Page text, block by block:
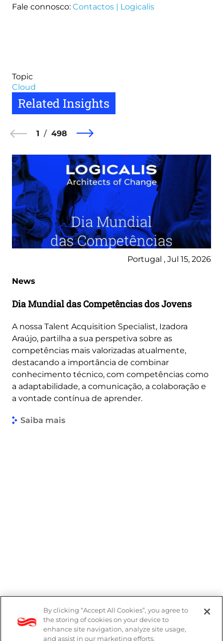
Fale connosco: Contactos | Logicalis
Topic
Cloud
Related Insights
1 498
Portugal , Jul 15, 2026
News
Dia Mundial das Competências dos Jovens
A nossa Talent Acquisition Specialist, Izadora
Araújo, partilha a sua perspetiva sobre as
competências mais valorizadas atualmente,
destacando a importância de combinar
conhecimento técnico, com competências como
a adaptabilidade, a comunicação, a colaboração e
a vontade contínua de aprender.
Saiba mais
Denúncias
Política de Privacidade
By clicking “Accept All Cookies”, you agree to
the storing of cookies on your device to
enhance site navigation, analyze site usage,
and assist in our marketing efforts.